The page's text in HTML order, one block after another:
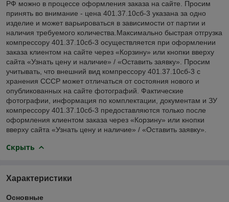
РФ можно в процессе оформления заказа на сайте. Просим
принять во внимание - цена 401.37.10сб-3 указана за одно
изделие и может варьироваться в зависимости от партии и
наличия требуемого количества.Максимально быстрая отгрузка
компрессору 401.37.10сб-3 осуществляется при оформлении
заказа клиентом на сайте через «Корзину» или кнопки вверху
сайта «Узнать цену и наличие» / «Оставить заявку». Просим
учитывать, что внешний вид компрессору 401.37.10сб-3 с
хранения СССР может отличаться от состояния нового и
опубликованных на сайте фотографий. Фактические
фотографии, информация по комплектации, документам и ЗУ
компрессору 401.37.10сб-3 предоставляются только после
оформления клиентом заказа через «Корзину» или кнопки
вверху сайта «Узнать цену и наличие» / «Оставить заявку».
Скрыть
Характеристики
Основные